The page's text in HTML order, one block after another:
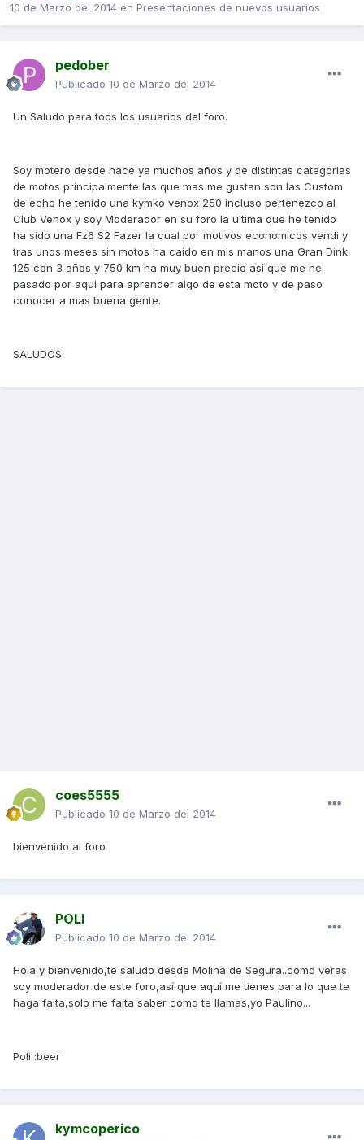
10 de Marzo del 2014 en Presentaciones de nuevos usuarios
pedober
Publicado 10 de Marzo del 2014
Un Saludo para tods los usuarios del foro.
Soy motero desde hace ya muchos años y de distintas categorias
de motos principalmente las que mas me gustan son las Custom
de echo he tenido una kymko venox 250 incluso pertenezco al
Club Venox y soy Moderador en su foro la ultima que he tenido
ha sido una Fz6 S2 Fazer la cual por motivos economicos vendi y
tras unos meses sin motos ha caido en mis manos una Gran Dink
125 con 3 años y 750 km ha muy buen precio asi que me he
pasado por aqui para aprender algo de esta moto y de paso
conocer a mas buena gente.
SALUDOS.
coes5555
Publicado 10 de Marzo del 2014
bienvenido al foro
POLI
Publicado 10 de Marzo del 2014
Hola y bienvenido,te saludo desde Molina de Segura..como veras
soy moderador de este foro,así que aquí me tienes para lo que te
haga falta,solo me falta saber como te llamas,yo Paulino...
Poli :beer
kymcoperico